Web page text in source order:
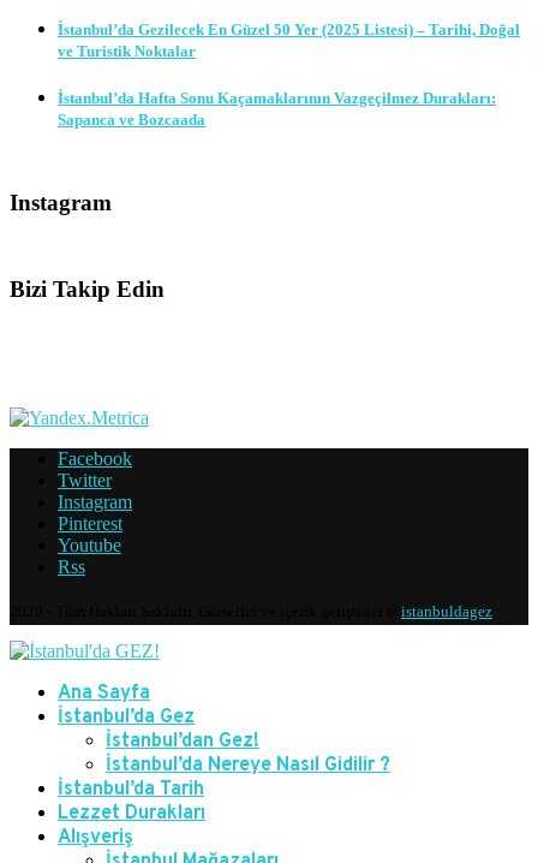
İstanbul’da Gezilecek En Güzel 50 Yer (2025 Listesi) – Tarihi, Doğal
ve Turistik Noktalar
İstanbul’da Hafta Sonu Kaçamaklarının Vazgeçilmez Durakları:
Sapanca ve Bozcaada
Instagram
Bizi Takip Edin
Facebook
Twitter
Instagram
Pinterest
Youtube
Rss
istanbuldagez
Ana Sayfa
İstanbul’da Gez
İstanbul’dan Gez!
İstanbul’da Nereye Nasıl Gidilir ?
İstanbul’da Tarih
Lezzet Durakları
Alışveriş